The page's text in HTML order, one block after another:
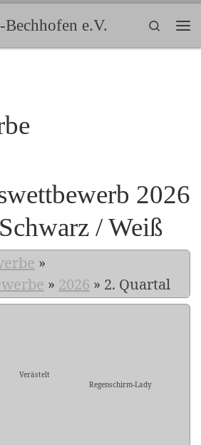
Bechhofen e.V.
Search
2026
/ Weiß
»
» 2026 » 2. Quartal
Verästelt
Regenschirm-Lady